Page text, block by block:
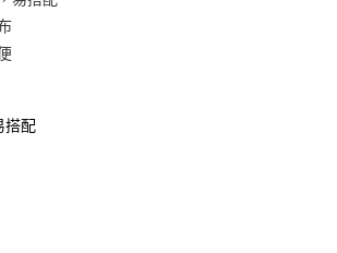
供，台灣大哥大用戶可立即使用無須另外申請。
選擇欲分期的期數、繳款截止日，確認付款後即完
期數及費用金額請依後續交易確認頁面所載為準。
如未前往確認交易或遇審核未通過，訂單將自動取
收到商品之後才付款」的支付方式。 讓您購物簡單
搭配